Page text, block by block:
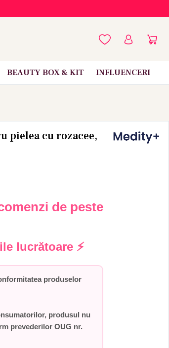
BEAUTY BOX & KIT INFLUENCERI
pielea cu rozacee,
de peste
lucrătoare⚡
produselor
produsul nu
prevederilor OUG nr.